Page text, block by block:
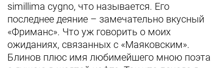
simillima cygno, что называется. Его
последнее деяние – замечательно вкусный
«Фриманс». Что уж говорить о моих
ожиданиях, связанных с «Маяковским».
Блинов плюс имя любимейшего мною поэта